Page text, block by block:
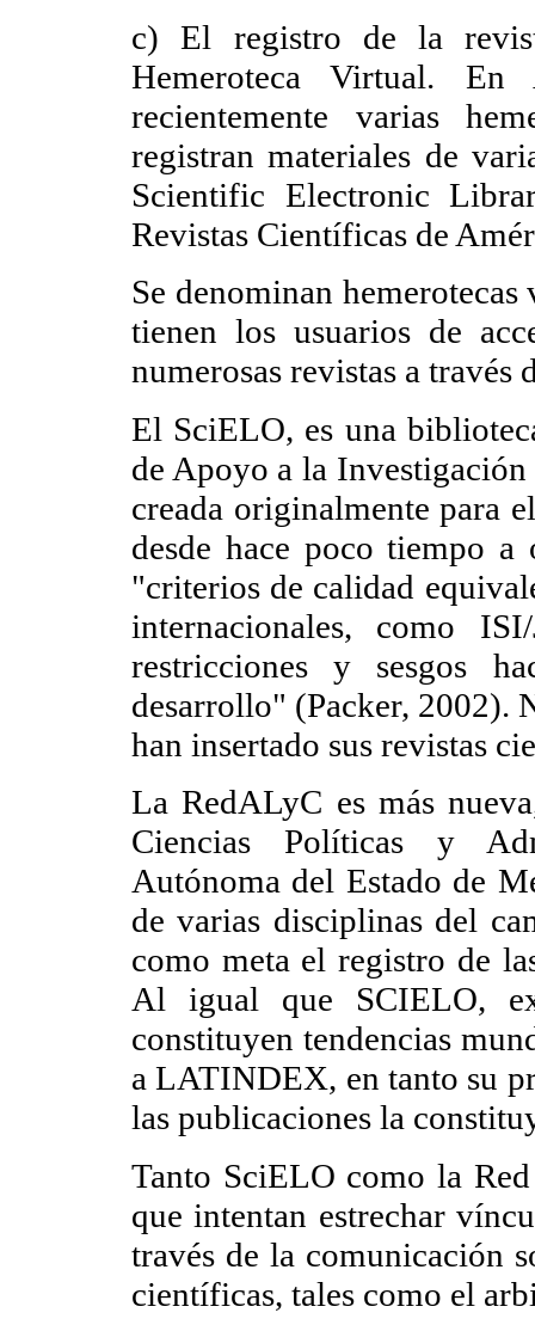
c) El registro de la
Hemeroteca Virtual.
recientemente varias
registran materiales de
Scientific Electronic
Revistas Científicas de
Se denominan
tienen los usuarios de
numerosas revistas a través
El SciELO, es una
de Apoyo a la
creada originalmente para
desde hace poco tiempo
"criterios de calidad
internacionales, como
restricciones y sesgos
desarrollo" (Packer, 2002).
han insertado sus revistas
La RedALyC es más
Ciencias Políticas y
Autónoma del Estado de
de varias disciplinas del
como meta el registro de
Al igual que SCIELO,
constituyen tendencias
a LATINDEX, en tanto su
las publicaciones la
Tanto SciELO como la
que intentan estrechar
través de la comunicación
científicas, tales como el